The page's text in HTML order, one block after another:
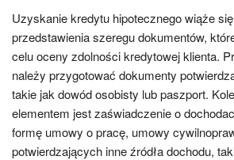
Uzyskanie kredytu hipotecznego wiąże
przedstawienia szeregu dokumentów,
celu oceny zdolności kredytowej klienta.
należy przygotować dokumenty
takie jak dowód osobisty lub paszport.
elementem jest zaświadczenie o
formę umowy o pracę, umowy
potwierdzających inne źródła dochodu,